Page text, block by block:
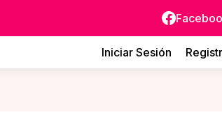
Iniciar Sesión